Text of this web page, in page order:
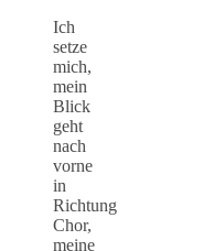
Ich
setze
mich,
mein
Blick
geht
nach
vorne
in
Richtung
Chor,
meine